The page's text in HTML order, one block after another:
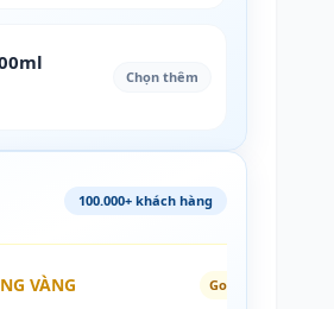
Chọn thêm
100.000+ khách hàng
VÀNG Gold